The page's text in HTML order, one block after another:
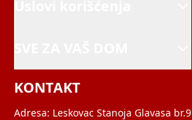
KONTAKT
Adresa: Leskovac Stanoja Glavasa br.9